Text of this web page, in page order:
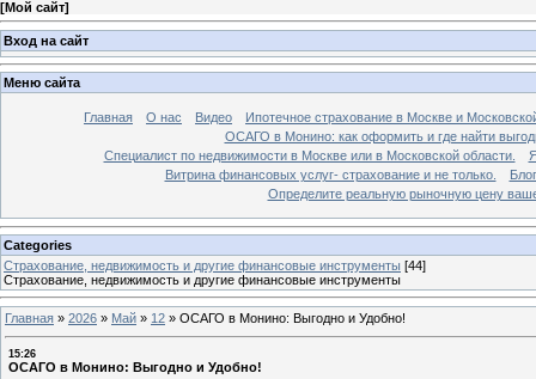
[Мой сайт]
Вход на сайт
Меню сайта
Главная О нас Видео
Ипотечное страхование в Москве и
ОСАГО в Монино: как оформить и где найти
Специалист по недвижимости в Москве или в Московской области.
Витрина финансовых услуг- страхование и не только.
Блог
Определите реальную рыночную цену
Categories
Страхование, недвижимость и другие финансовые инструменты [44]
Страхование, недвижимость и другие финансовые инструменты
Главная » 2026 » Май » 12 » ОСАГО в Монино: Выгодно и Удобно!
15:26
ОСАГО в Монино: Выгодно и Удобно!